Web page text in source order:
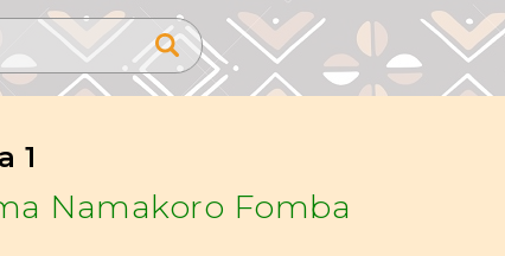
1
Namakoro Fomba